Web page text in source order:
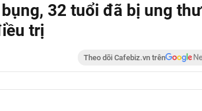
32 tuổi đã bị ung thư
trị
Theo dõi Cafebiz.vn trên